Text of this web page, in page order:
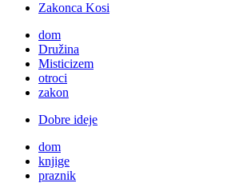
Zakonca Kosi
dom
Družina
Misticizem
otroci
zakon
Dobre ideje
dom
knjige
praznik